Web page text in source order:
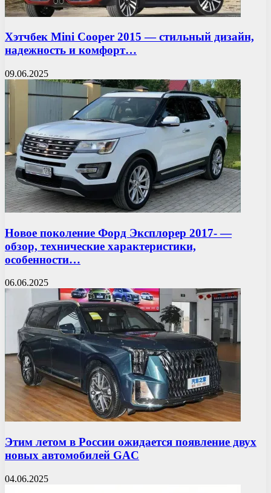
Хэтчбек Mini Cooper 2015 — стильный дизайн,
надежность и комфорт…
09.06.2025
Новое поколение Форд Эксплорер 2017- —
обзор, технические характеристики,
особенности…
06.06.2025
Этим летом в России ожидается появление двух
новых автомобилей GAC
04.06.2025